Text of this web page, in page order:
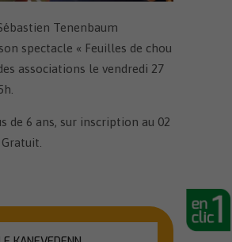
Tenenbaum
spectacle « Feuilles de chou
associations le vendredi 27
de 6 ans, sur inscription au 02